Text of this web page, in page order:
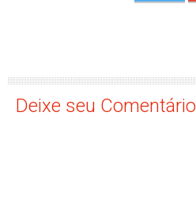
Deixe seu Comentário